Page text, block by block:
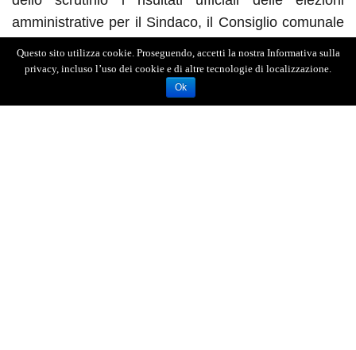
amministrative per il Sindaco, il Consiglio comunale
Questo sito utilizza cookie. Proseguendo, accetti la nostra Informativa sulla
privacy, incluso l’uso dei cookie e di altre tecnologie di localizzazione.
Ok